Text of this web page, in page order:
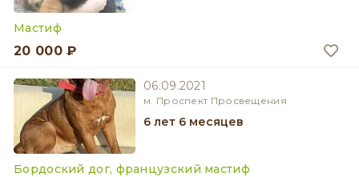
Мастиф
20 000 ₽
06.09.2021
м. Проспект Просвещения
6 лет 6 месяцев
Бордоский дог, французский мастиф